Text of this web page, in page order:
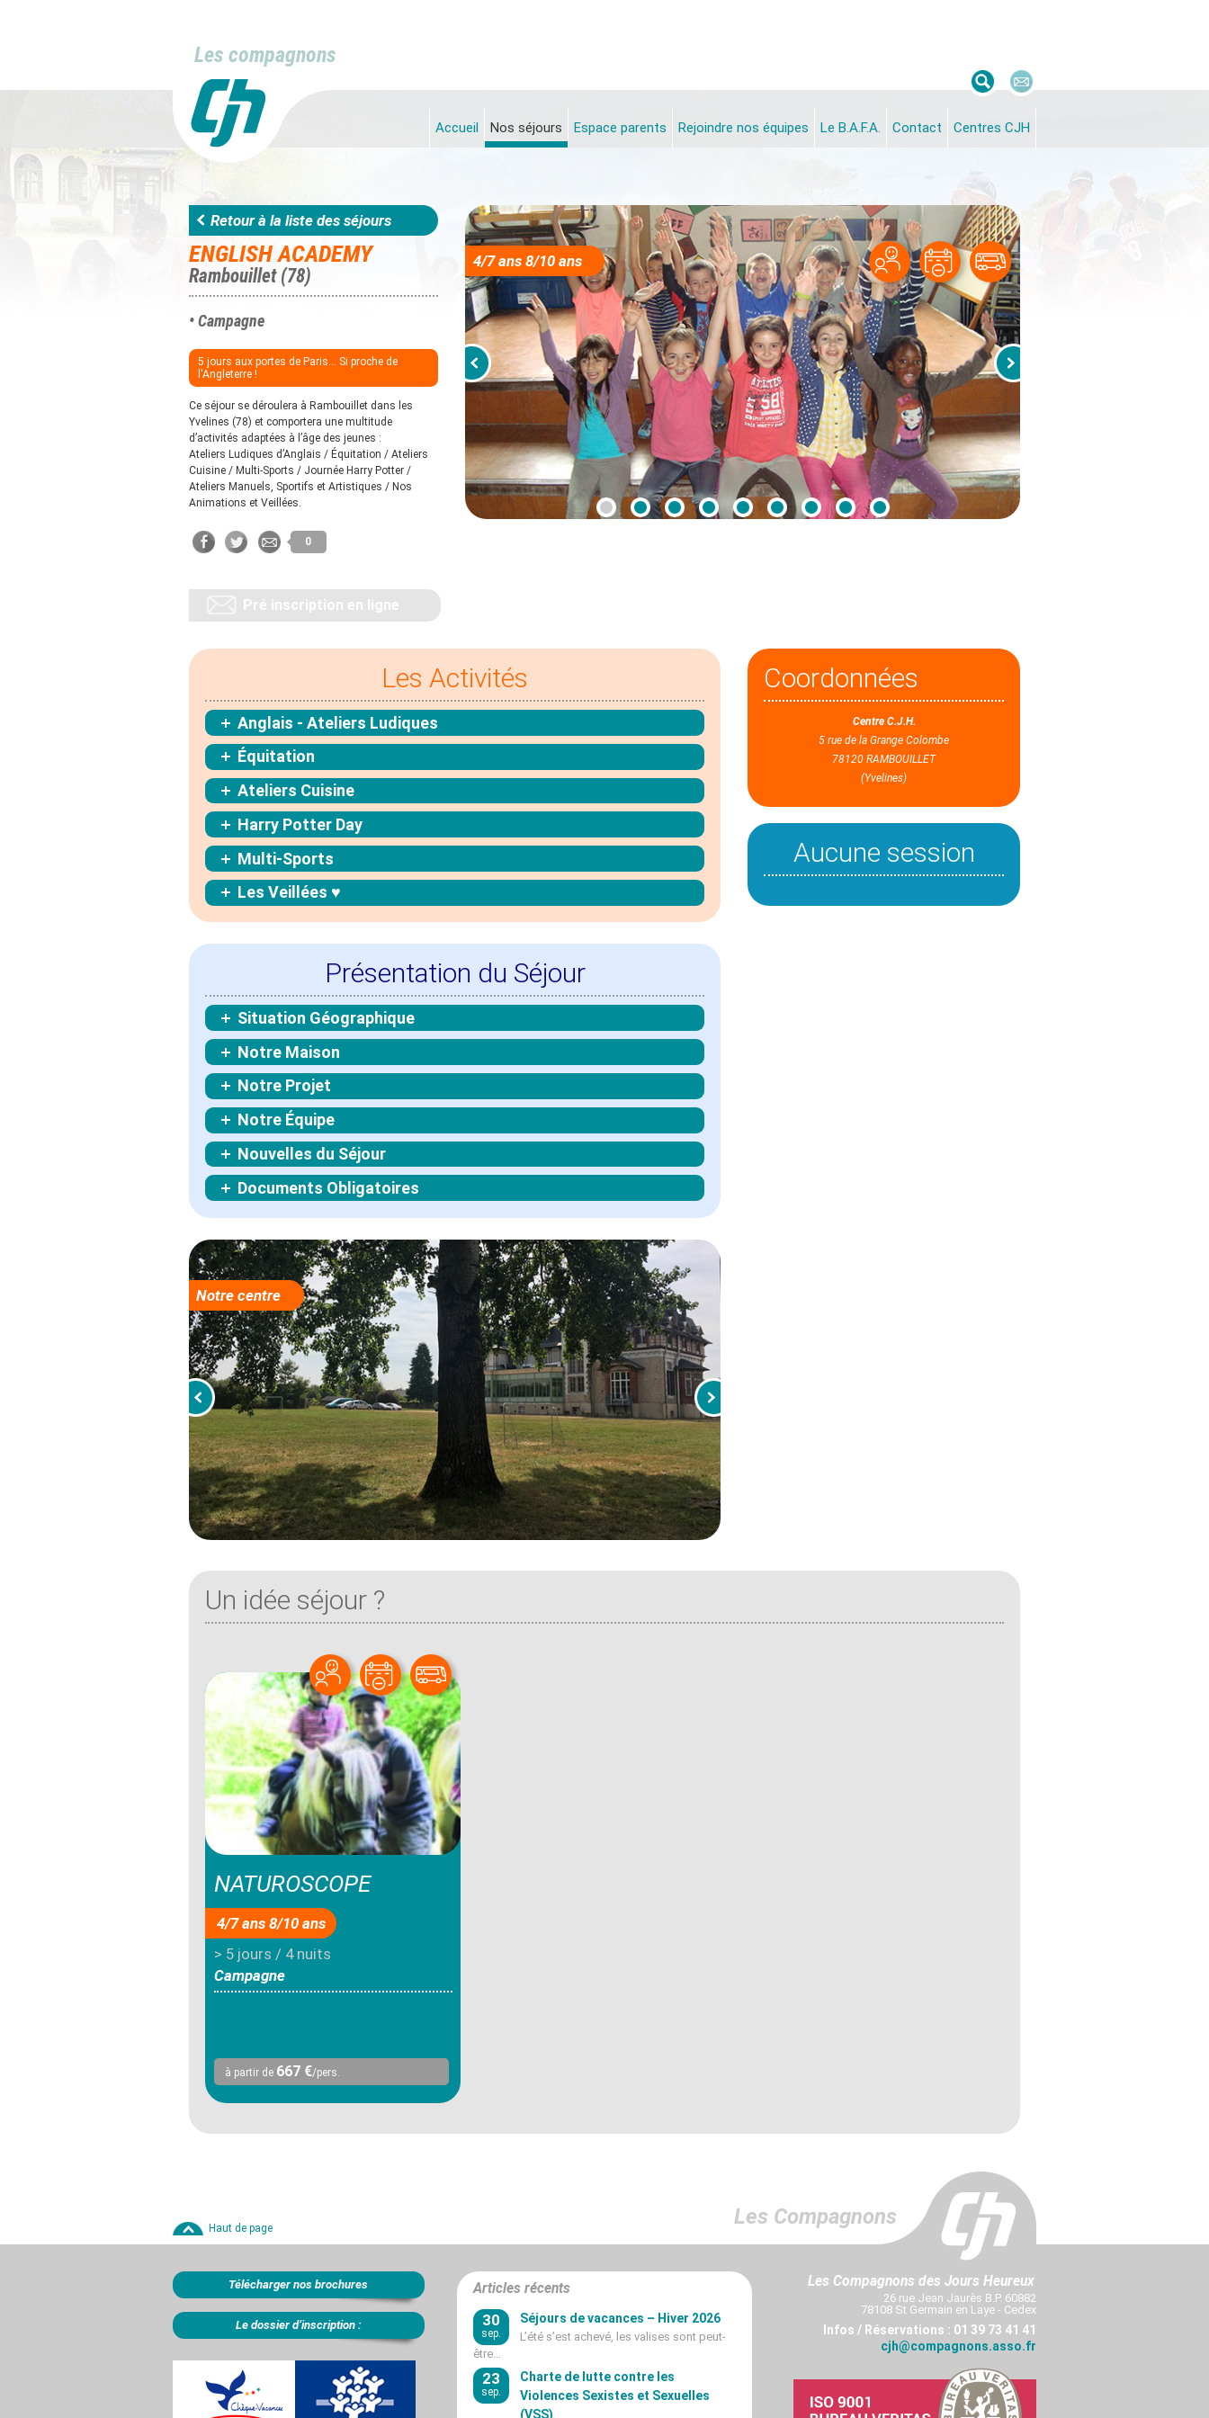
Les compagnons
Accueil Nos séjours Espace parents Rejoindre nos équipes Le B.A.F.A. Contact Centres CJH
Retour à la liste des séjours
ENGLISH ACADEMY
Rambouillet (78)
• Campagne
5 jours aux portes de Paris... Si proche de
l'Angleterre !
Ce séjour se déroulera à Rambouillet dans les
Yvelines (78) et comportera une multitude
d’activités adaptées à l’âge des jeunes :
Ateliers Ludiques d’Anglais / Équitation / Ateliers
Cuisine / Multi-Sports / Journée Harry Potter /
Ateliers Manuels, Sportifs et Artistiques / Nos
Animations et Veillées.
0
4/7 ans 8/10 ans
Pré inscription en ligne
Les Activités
Anglais - Ateliers Ludiques
Équitation
Ateliers Cuisine
Harry Potter Day
Multi-Sports
Les Veillées ♥
Présentation du Séjour
Situation Géographique
Notre Maison
Notre Projet
Notre Équipe
Nouvelles du Séjour
Documents Obligatoires
Notre centre
Coordonnées
Centre C.J.H.
5 rue de la Grange Colombe
78120 RAMBOUILLET
(Yvelines)
Aucune session
Un idée séjour ?
NATUROSCOPE
4/7 ans 8/10 ans
> 5 jours / 4 nuits
Campagne
à partir de 667 €/pers.
Les Compagnons
Haut de page
Télécharger nos brochures
Le dossier d’inscription :
Articles récents
30
sep.
Séjours de vacances – Hiver 2026
L’été s’est achevé, les valises sont peut-
être…
23
sep.
Charte de lutte contre les
Violences Sexistes et Sexuelles
(VSS)
Les Compagnons des Jours Heureux
26 rue Jean Jaurès B.P. 60882
78108 St Germain en Laye - Cedex
Infos / Réservations : 01 39 73 41 41
cjh@compagnons.asso.fr